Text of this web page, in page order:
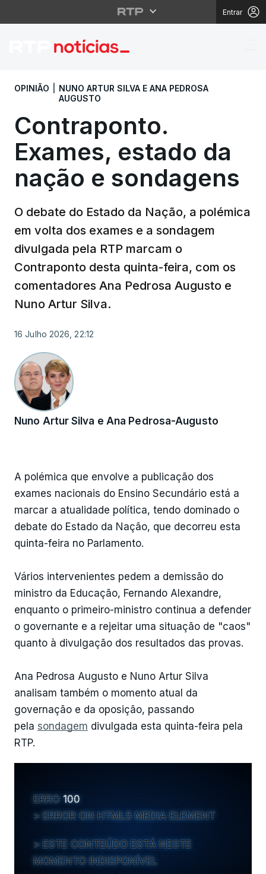
Entrar
Nuno Artur Silva e
OPINIÃO
NUNO ARTUR SILVA E ANA PEDROSA
AUGUSTO
Contraponto.
Exames, estado da
nação e sondagens
O debate do Estado da Nação, a polémica
em volta dos exames e a sondagem
divulgada pela RTP marcam o
Contraponto desta quinta-feira, com os
comentadores Ana Pedrosa Augusto e
Nuno Artur Silva.
16 Julho 2026, 22:12
Nuno Artur Silva e Ana Pedrosa-Augusto
A polémica que envolve a publicação dos
exames nacionais do Ensino Secundário está a
marcar a atualidade política, tendo dominado o
debate do Estado da Nação, que decorreu esta
quinta-feira no Parlamento.
Vários intervenientes pedem a demissão do
ministro da Educação, Fernando Alexandre,
enquanto o primeiro-ministro continua a defender
o governante e a rejeitar uma situação de "caos"
quanto à divulgação dos resultados das provas.
Ana Pedrosa Augusto e Nuno Artur Silva
analisam também o momento atual da
governação e da oposição, passando
pela sondagem divulgada esta quinta-feira pela
RTP.
ERRO 100
ERROR ON HTML5 MEDIA ELEMENT
ESTE CONTEÚDO ESTÁ NESTE
MOMENTO INDISPONÍVEL